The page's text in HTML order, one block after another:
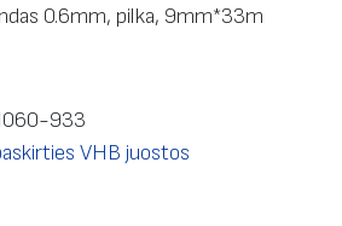
0.6mm, pilka, 9mm*33m
933
VHB juostos